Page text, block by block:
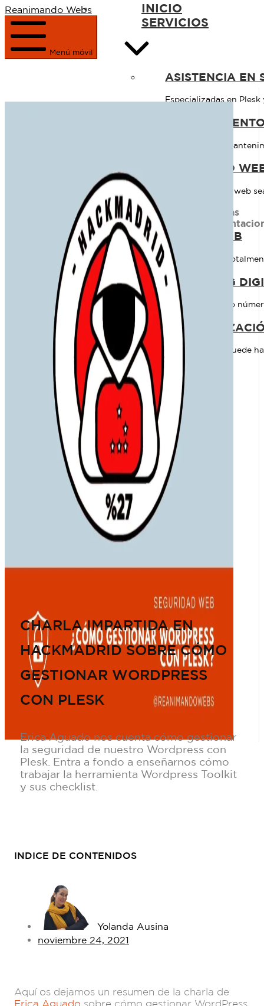
INICIO
SERVICIOS
ASISTENCIA EN
Especializadas en
Realizando un
SEGURIDAD
Hacemos que tu web
Auditorías
DISEÑO WEB
Creamos webs
MARKETING
Llegar al máximo
Tu página web puede
BLOG
CONTACTO
Reanimando Webs
Menú móvil
CHARLA IMPARTIDA EN
HACKMADRID SOBRE CÓMO
GESTIONAR WORDPRESS
CON PLESK
Erica Aguado nos cuenta cómo gestionar
la seguridad de nuestro Wordpress con
Plesk. Entra a fondo a enseñarnos cómo
trabajar la herramienta Wordpress Toolkit
y sus checklist.
INDICE DE CONTENIDOS
Yolanda Ausina
noviembre 24, 2021
Aquí os dejamos un resumen de la charla de
Erica Aguado sobre cómo gestionar WordPress